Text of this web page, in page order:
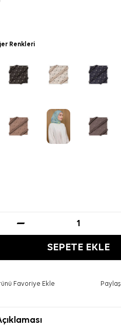
Renkleri
SEPETE EKLE
Favoriye Ekle Paylaş